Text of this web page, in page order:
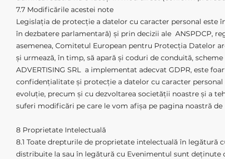
7.7 Modificările acestei note
Legislația de protecție a datelor cu caracter personal
în dezbatere parlamentară) și prin decizii ale ANSPDCP,
asemenea, Comitetul European pentru Protecția Datelor
și urmează, în timp, să apară și coduri de conduită,
ADVERTISING SRL a implementat adecvat GDPR, este
confidențialitate și protecție a datelor cu caracter
evoluție, precum și cu dezvoltarea societății noastre și a
suferi modificări pe care le vom afișa pe pagina noastră
8 Proprietate Intelectuală
8.1 Toate drepturile de proprietate intelectuală în
distribuite la sau în legătură cu Evenimentul sunt deținute